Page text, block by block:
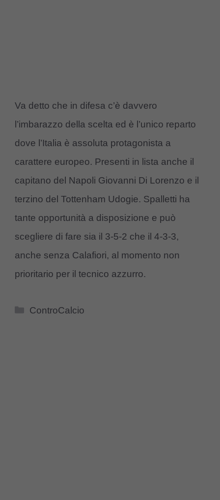
Va detto che in difesa c’è davvero
l’imbarazzo della scelta ed è l’unico reparto
dove l’Italia è assoluta protagonista a
carattere europeo. Presenti in lista anche il
capitano del Napoli Giovanni Di Lorenzo e il
terzino del Tottenham Udogie. Spalletti ha
tante opportunità a disposizione e può
scegliere di fare sia il 3-5-2 che il 4-3-3,
anche senza Calafiori, al momento non
prioritario per il tecnico azzurro.
Categorie
ControCalcio